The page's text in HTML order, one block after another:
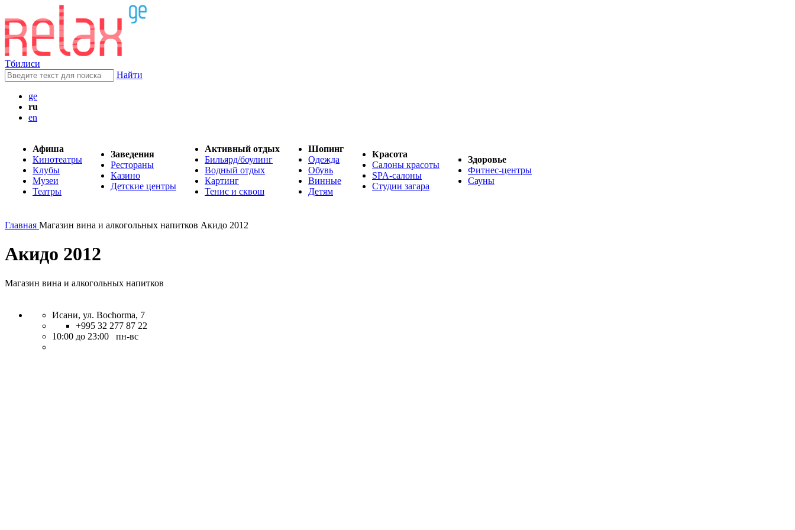
Тбилиси
Найти
ge
ru
en
Афиша
Кинотеатры
Клубы
Музеи
Театры
Заведения
Рестораны
Казино
Детские центры
Активный отдых
Бильярд/боулинг
Водный отдых
Картинг
Тенис и сквош
Шопинг
Одежда
Обувь
Винные
Детям
Красота
Салоны красоты
SPA-салоны
Студии загара
Здоровье
Фитнес-центры
Сауны
Главная Магазин вина и алкогольных напитков Акидо 2012
Акидо 2012
Магазин вина и алкогольных напитков
Исани, ул. Bochorma, 7
+995 32 277 87 22
10:00 до 23:00 пн-вс